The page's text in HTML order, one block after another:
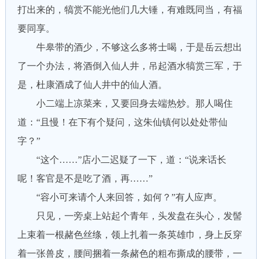
打出来的，犒赏不能光他们几大锤，有难既同当，有福
要同享。
牛皋带的酒少，不够这么多将士喝，于是岳云想出
了一个办法，将酒倒入仙人井，吊起酒水犒赏三军，于
是，杜康酒成了仙人井中的仙人酒。
小二端上凉菜来，又要回身去端热炒。那人喝住
道：“且慢！在下有个疑问，这朱仙镇何以处处带仙
字？”
“这个……”店小二迟疑了一下，道：“说来话长
呢！客官是不是吃了酒，再……”
“容小可来请个人来回答，如何？”有人应声。
只见，一旁桌上站起个青年，头发盘在头心，发髻
上束着一根赭色丝绦，领上扎着一条英雄巾，身上反穿
着一张兽皮，腰间捆着一条赭色的粗布撕成的腰带，一